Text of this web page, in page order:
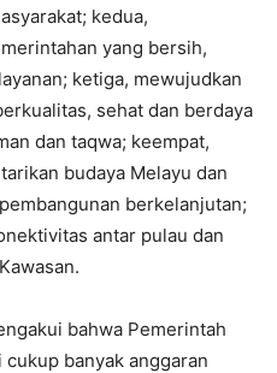
kedua,
yang bersih,
ketiga, mewujudkan
sehat dan berdaya
dan taqwa; keempat,
budaya Melayu dan
berkelanjutan;
antar pulau dan
bahwa Pemerintah
banyak anggaran